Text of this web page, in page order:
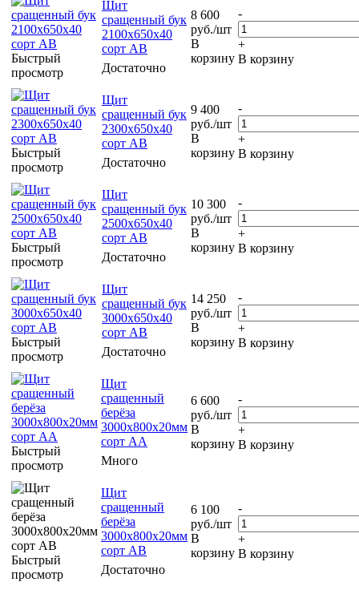
Быстрый
просмотр
Щит
сращенный бук
2100х650х40
сорт АВ
Достаточно
8 600
руб./шт
В
корзину
-
+
В корзину
Быстрый
просмотр
Щит
сращенный бук
2300х650х40
сорт АВ
Достаточно
9 400
руб./шт
В
корзину
-
+
В корзину
Быстрый
просмотр
Щит
сращенный бук
2500х650х40
сорт АВ
Достаточно
10 300
руб./шт
В
корзину
-
+
В корзину
Быстрый
просмотр
Щит
сращенный бук
3000х650х40
сорт АВ
Достаточно
14 250
руб./шт
В
корзину
-
+
В корзину
Быстрый
просмотр
Щит
сращенный
берёза
3000х800х20мм
сорт АА
Много
6 600
руб./шт
В
корзину
-
+
В корзину
Быстрый
просмотр
Щит
сращенный
берёза
3000х800х20мм
сорт АВ
Достаточно
6 100
руб./шт
В
корзину
-
+
В корзину